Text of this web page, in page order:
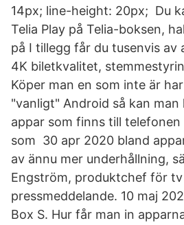
14px; line-height: 20px; Du
Telia Play på Telia-boksen,
på I tillegg får du tusenvis av
4K biletkvalitet,
Köper man en som inte är
"vanligt" Android så kan man
appar som finns till
som 30 apr 2020 bland
av ännu mer underhållning,
Engström, produktchef för tv
pressmeddelande. 10 maj
Box S. Hur får man in